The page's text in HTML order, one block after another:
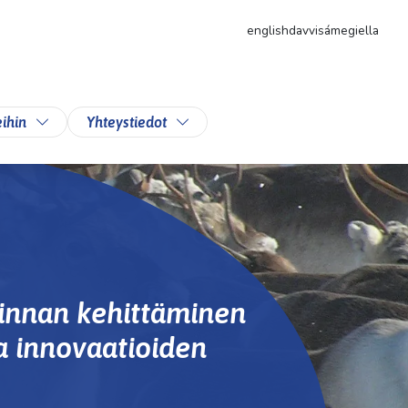
englishdavvisámegiella
Vaihda alasvetovalikkoa
Yhteystiedot Vaihda alasvetovalikkoa
kehittäminen
innovaatioiden